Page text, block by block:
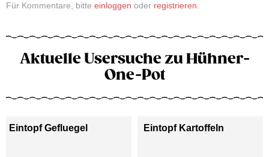
Für Kommentare, bitte einloggen oder registrieren.
Aktuelle Usersuche zu Hühner-
One-Pot
Eintopf Gefluegel Eintopf Kartoffeln